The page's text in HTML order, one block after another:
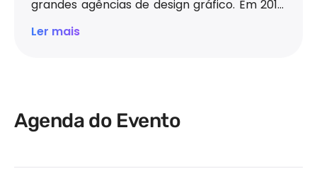
grandes agências de design gráfico. Em 2019,
junto com seus sócios, fundou a Ânima Brands
Ler mais
Agenda do Evento